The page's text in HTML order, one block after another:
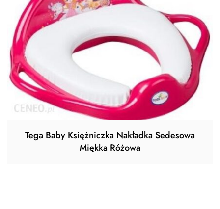
Tega Baby Księżniczka Nakładka Sedesowa
Miękka Różowa